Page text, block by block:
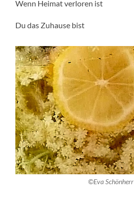
Wenn Heimat verloren ist
Du das Zuhause bist
©Eva Schönherr